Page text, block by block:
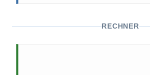
RECHNER